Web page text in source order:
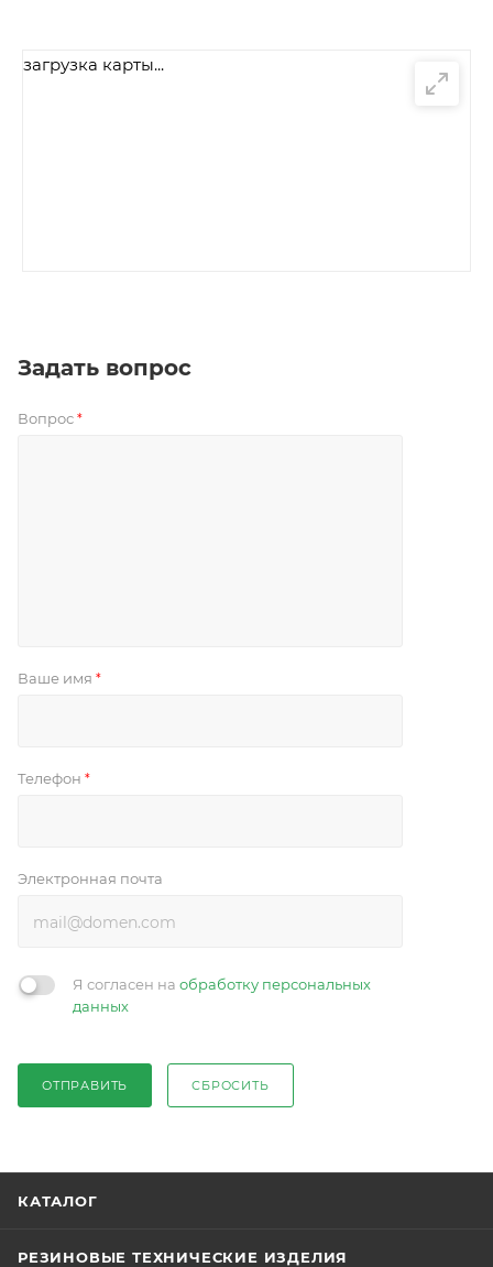
загрузка карты...
Задать вопрос
Вопрос *
Ваше имя *
Телефон *
Электронная почта
Я согласен на обработку персональных
данных
ОТПРАВИТЬ СБРОСИТЬ
КАТАЛОГ
РЕЗИНОВЫЕ ТЕХНИЧЕСКИЕ ИЗДЕЛИЯ